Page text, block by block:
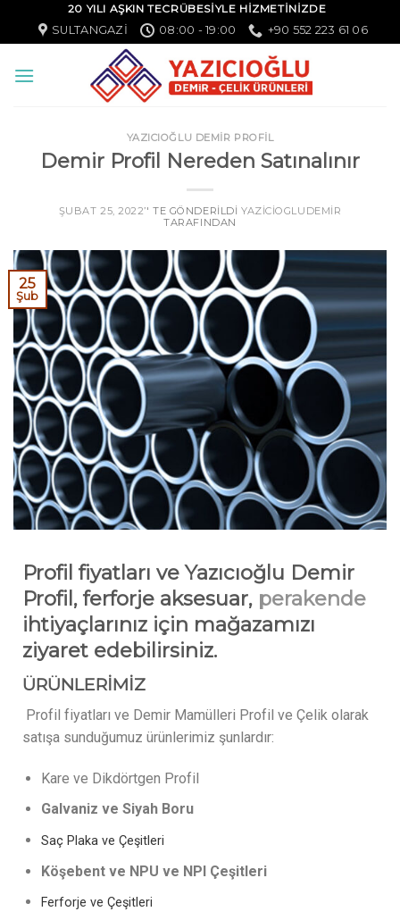
20 YILI AŞKIN TECRÜBESİYLE HİZMETİNİZDE
SULTANGAZI
08:00 - 19:00 +90 552 223 61 06
YAZICIOĞLU DEMİR PROFİL
Demir Profil Nereden Satınalınır
ŞUBAT 25, 2022’' TE GÖNDERILDI YAZICIOGLUDEMIR
TARAFINDAN
25
Şub
Profil fiyatları ve Yazıcıoğlu Demir
Profil, ferforje aksesuar, perakende
ihtiyaçlarınız için mağazamızı
ziyaret edebilirsiniz.
ÜRÜNLERİMİZ
Profil fiyatları ve Demir Mamülleri Profil ve Çelik olarak
satışa sunduğumuz ürünlerimiz şunlardır:
Kare ve Dikdörtgen Profil
Galvaniz ve Siyah Boru
Saç Plaka ve Çeşitleri
Köşebent ve NPU ve NPI Çeşitleri
Ferforje ve Çeşitleri